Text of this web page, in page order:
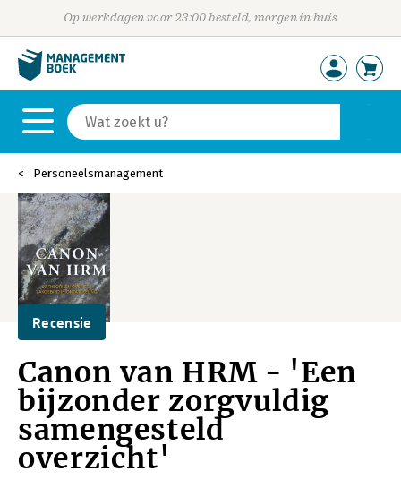
Op werkdagen voor 23:00 besteld, morgen in huis
Personeelsmanagement
Recensie
Canon van HRM - 'Een
bijzonder zorgvuldig
samengesteld
overzicht'